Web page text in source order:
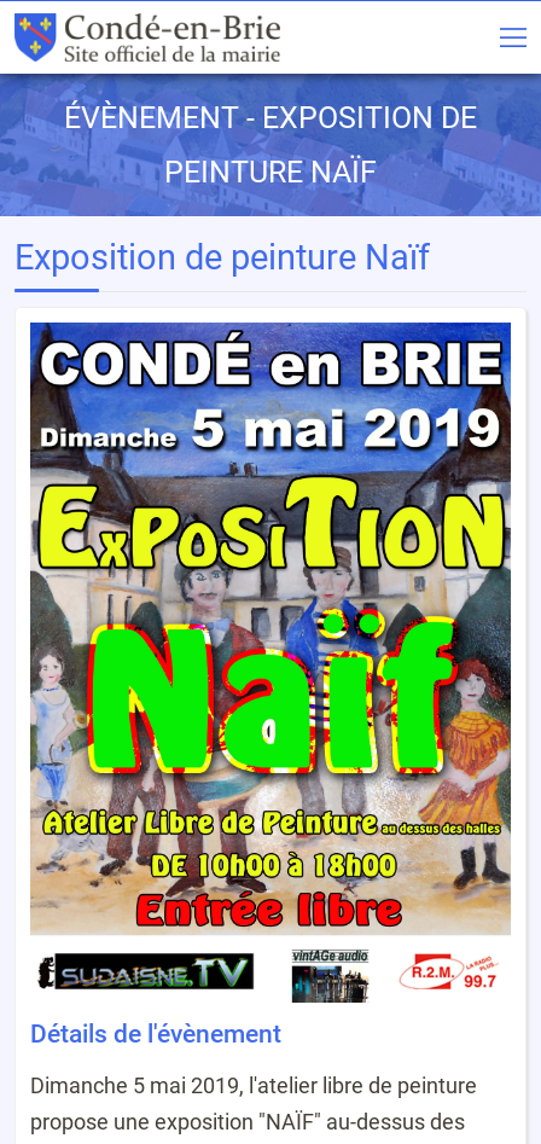
ÉVÈNEMENT - EXPOSITION DE
PEINTURE NAÏF
Exposition de peinture Naïf
Détails de l'évènement
Dimanche 5 mai 2019, l'atelier libre de peinture
propose une exposition "NAÏF" au-dessus des